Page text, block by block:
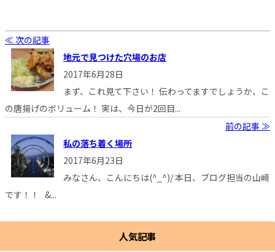
≪ 次の記事
地元で見つけた穴場のお店
2017年6月28日
まず、これ見て下さい！ 伝わってますでしょうか、こ
の唐揚げのボリューム！ 実は、今日が2回目...
前の記事 ≫
私の落ち着く場所
2017年6月23日
みなさん、こんにちは(^_^)/ 本日、ブログ担当の山﨑
です！！ &...
人気記事